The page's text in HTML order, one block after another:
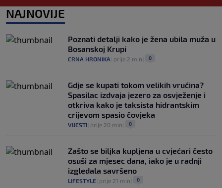
0
Mundijal: Od fudbala do Trumpa,
milijardi i rata s UEFA-om
prije 3 h
NAJNOVIJE
Poznati detalji kako je žena ubila muža u
Bosanskoj Krupi
CRNA HRONIKA prije 2 min 0
Gdje se kupati tokom velikih vrućina?
Spasilac izdvaja jezero za osvježenje i
otkriva kako je taksista hidrantskim
crijevom spasio čovjeka
VIJESTI prije 20 min 0
Zašto se biljka kupljena u cvjećari često
osuši za mjesec dana, iako je u radnji
izgledala savršeno
LIFESTYLE prije 21 min 0